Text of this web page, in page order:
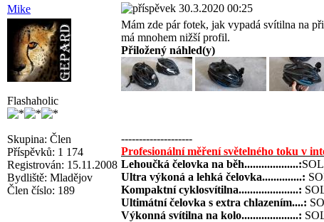
Mike 30.3.2020 00:25
Flashaholic
Skupina: Člen
Příspěvků: 1 174
Registrován: 15.11.2008
Bydliště: Mladějov
Člen číslo: 189
Mám zde pár fotek, jak vypadá svítilna na
má mnohem nižší profil.
Přiložený náhled(y)
--------------------
Profesionální měření světelného toku v
Lehoučká čelovka na běh...................:
Ultra výkoná a lehká čelovka..............:
Kompaktní cyklosvítilna.....................:
Ultimátní čelovka s extra chlazením....:
Výkonná svítilna na kolo....................: